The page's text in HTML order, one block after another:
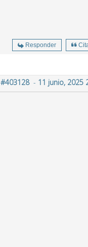
Responder
#403128- 11 junio, 2025